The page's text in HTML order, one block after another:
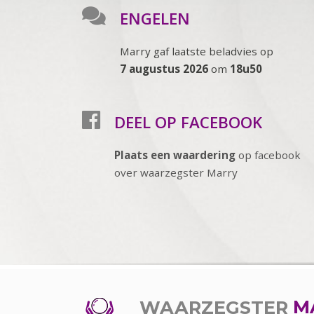
ENGELEN
Marry gaf laatste beladvies op
7 augustus 2026 om 18u50
DEEL OP FACEBOOK
Plaats een waardering op facebook
over waarzegster Marry
WAARZEGSTER